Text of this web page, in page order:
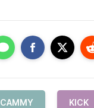
CAMMY KICK